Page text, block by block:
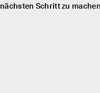
nächsten Schritt zu